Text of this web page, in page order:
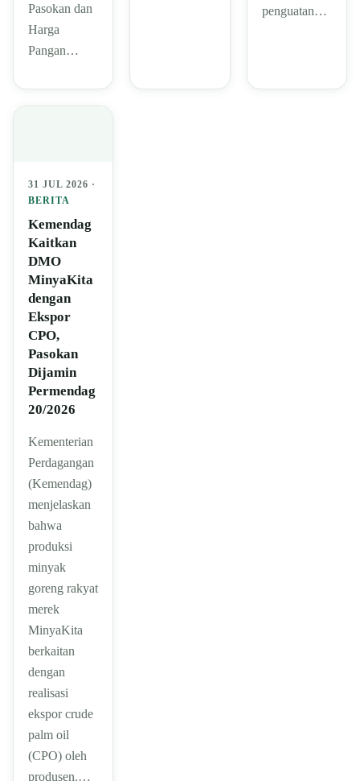
Pasokan dan
Harga
Pangan…
penguatan…
31 JUL 2026 ·
BERITA
Kemendag
Kaitkan
DMO
MinyaKita
dengan
Ekspor
CPO,
Pasokan
Dijamin
Permendag
20/2026
Kementerian
Perdagangan
(Kemendag)
menjelaskan
bahwa
produksi
minyak
goreng rakyat
merek
MinyaKita
berkaitan
dengan
realisasi
ekspor crude
palm oil
(CPO) oleh
produsen.…